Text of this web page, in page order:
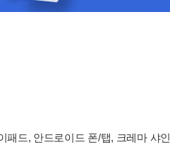
패드, 안드로이드 폰/탭, 크레마 샤인